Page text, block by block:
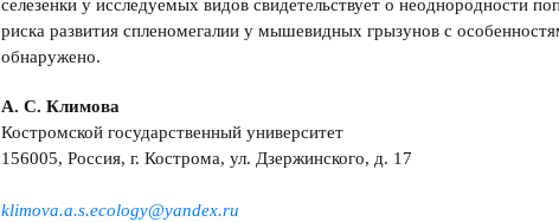
селезенки у исследуемых видов свидетельствует о неоднородности
риска развития спленомегалии у мышевидных грызунов с
обнаружено.
А. С. Климова
Костромской государственный университет
156005, Россия, г. Кострома, ул. Дзержинского, д. 17
klimova.a.s.ecology@yandex.ru